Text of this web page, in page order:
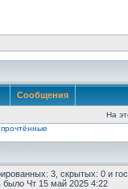
Сообщения
На
3, скрытых: 0 и
было Чт 15 май 2025 4:22